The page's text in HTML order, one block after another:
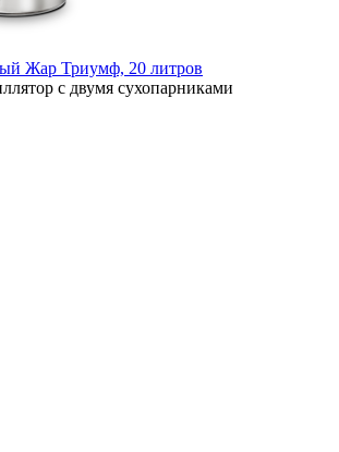
Жар Триумф, 20 литров
с двумя сухопарниками